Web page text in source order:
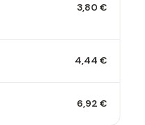
3,80 €
4,44 €
6,92 €